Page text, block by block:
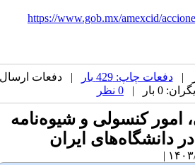
https://www.gob.mx/amexcid/
دفعات چاپ: 429 بار
| دفعات ارسال
0 بار |
کنسولی و شیوه‌­نامه
ایران